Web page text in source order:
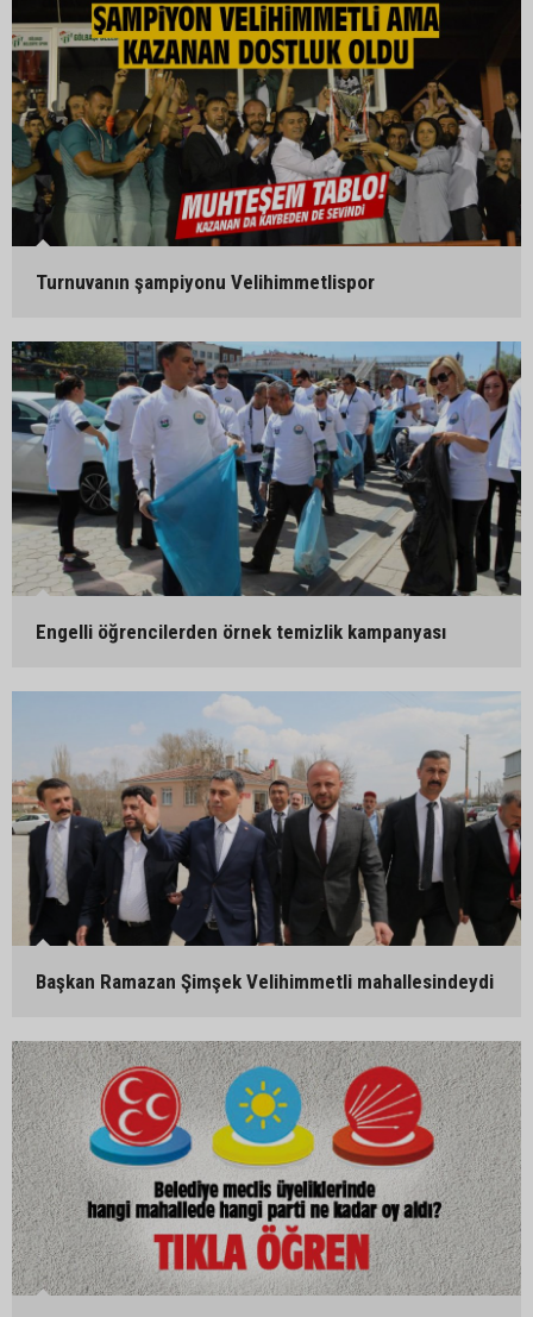
Turnuvanın şampiyonu Velihimmetlispor
Engelli öğrencilerden örnek temizlik kampanyası
Başkan Ramazan Şimşek Velihimmetli mahallesindeydi